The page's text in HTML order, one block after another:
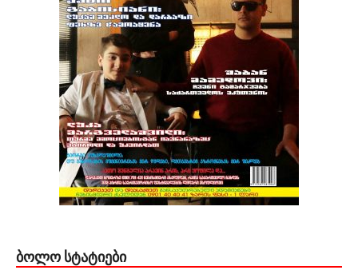
ᲑᲝᲚᲝ ᲡᲢᲐᲢᲘᲔᲑᲘ